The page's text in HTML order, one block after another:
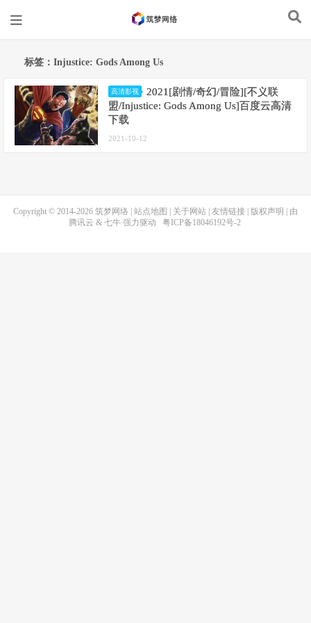
标签：Injustice: Gods Among Us
高清影视
2021[剧情/奇幻/冒险][不义联
盟/Injustice: Gods Among Us]百度云高清
下载
2021-10-12
Copyright © 2014-2026 筑梦网络 站点地图 关于网站 友情链接 版权声明
| 由
腾讯云 & 七牛强力驱动 粤ICP备18046192号-2